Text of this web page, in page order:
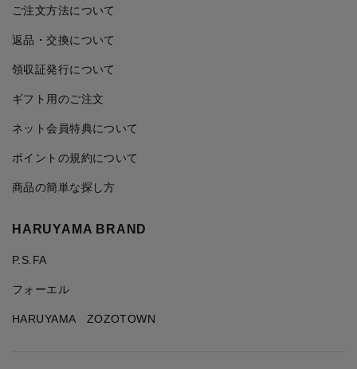
ご注文方法について
返品・交換について
領収証発行について
ギフト用のご注文
ネット会員特典について
ポイントの規約について
商品の簡単な探し方
HARUYAMA BRAND
P.S.FA
フォーエル
HARUYAMA ZOZOTOWN